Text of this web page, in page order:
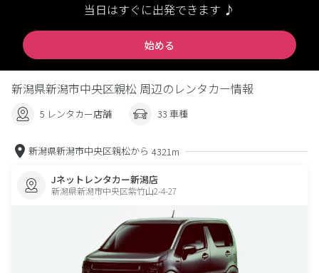
当日はすぐに出発できます ♪
始める
新潟県新潟市中央区親松 周辺のレンタカー情報
5 レンタカー店舗 33 車種
新潟県新潟市中央区親松から 4321m
Jネットレンタカー新潟店
新潟県新潟市中央区紫竹山2-4-27